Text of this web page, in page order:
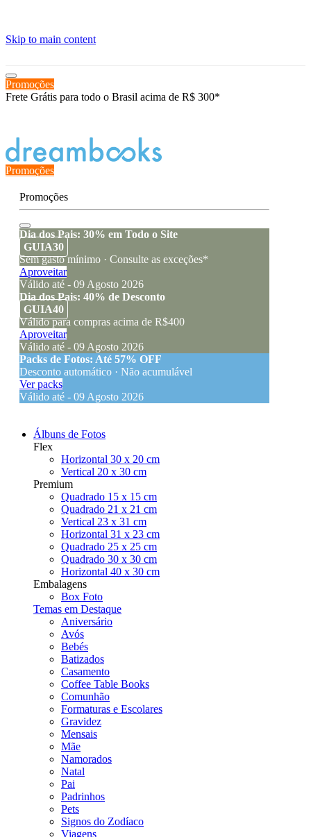
Skip to main content
Promoções
Frete Grátis para todo o Brasil acima de R$ 300*
Promoções
Promoções
Dia dos Pais: 30% em Todo o Site
GUIA30
Sem gasto mínimo · Consulte as exceções*
Aproveitar
Válido até - 09 Agosto 2026
Dia dos Pais: 40% de Desconto
GUIA40
Válido para compras acima de R$400
Aproveitar
Válido até - 09 Agosto 2026
Packs de Fotos: Até 57% OFF
Desconto automático · Não acumulável
Ver packs
Válido até - 09 Agosto 2026
Álbuns de Fotos
Flex
Horizontal 30 x 20 cm
Vertical 20 x 30 cm
Premium
Quadrado 15 x 15 cm
Quadrado 21 x 21 cm
Vertical 23 x 31 cm
Horizontal 31 x 23 cm
Quadrado 25 x 25 cm
Quadrado 30 x 30 cm
Horizontal 40 x 30 cm
Embalagens
Box Foto
Temas em Destaque
Aniversário
Avós
Bebés
Batizados
Casamento
Coffee Table Books
Comunhão
Formaturas e Escolares
Gravidez
Mensais
Mãe
Namorados
Natal
Pai
Padrinhos
Pets
Signos do Zodíaco
Viagens
≡